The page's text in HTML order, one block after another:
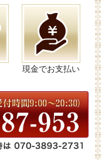
現金でお支払い